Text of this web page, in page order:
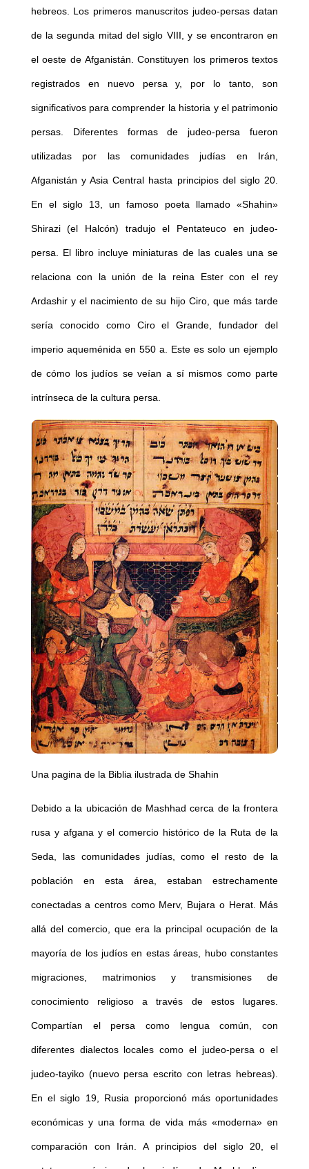
hebreos. Los primeros manuscritos judeo-persas datan
de la segunda mitad del siglo VIII, y se encontraron en
el oeste de Afganistán. Constituyen los primeros textos
registrados en nuevo persa y, por lo tanto, son
significativos para comprender la historia y el patrimonio
persas. Diferentes formas de judeo-persa fueron
utilizadas por las comunidades judías en Irán,
Afganistán y Asia Central hasta principios del siglo 20.
En el siglo 13, un famoso poeta llamado «Shahin»
Shirazi (el Halcón) tradujo el Pentateuco en judeo-
persa. El libro incluye miniaturas de las cuales una se
relaciona con la unión de la reina Ester con el rey
Ardashir y el nacimiento de su hijo Ciro, que más tarde
sería conocido como Ciro el Grande, fundador del
imperio aqueménida en 550 a. Este es solo un ejemplo
de cómo los judíos se veían a sí mismos como parte
intrínseca de la cultura persa.
Una pagina de la Biblia ilustrada de Shahin
Debido a la ubicación de Mashhad cerca de la frontera
rusa y afgana y el comercio histórico de la Ruta de la
Seda, las comunidades judías, como el resto de la
población en esta área, estaban estrechamente
conectadas a centros como Merv, Bujara o Herat. Más
allá del comercio, que era la principal ocupación de la
mayoría de los judíos en estas áreas, hubo constantes
migraciones, matrimonios y transmisiones de
conocimiento religioso a través de estos lugares.
Compartían el persa como lengua común, con
diferentes dialectos locales como el judeo-persa o el
judeo-tayiko (nuevo persa escrito con letras hebreas).
En el siglo 19, Rusia proporcionó más oportunidades
económicas y una forma de vida más «moderna» en
comparación con Irán. A principios del siglo 20, el